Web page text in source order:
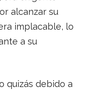
alcanzar su
implacable, lo
a su
quizás debido a